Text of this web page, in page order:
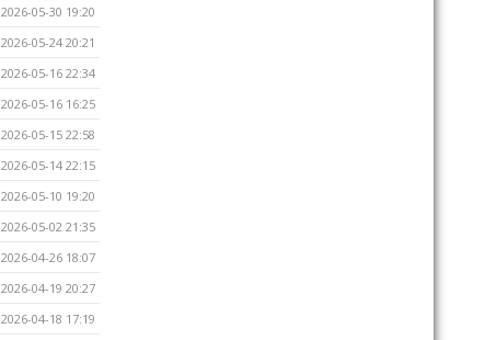
2026-05-30 19:20
2026-05-24 20:21
2026-05-16 22:34
2026-05-16 16:25
2026-05-15 22:58
2026-05-14 22:15
2026-05-10 19:20
2026-05-02 21:35
2026-04-26 18:07
2026-04-19 20:27
2026-04-18 17:19